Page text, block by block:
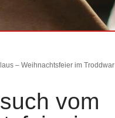
– Weihnachtsfeier im Troddwar
vom